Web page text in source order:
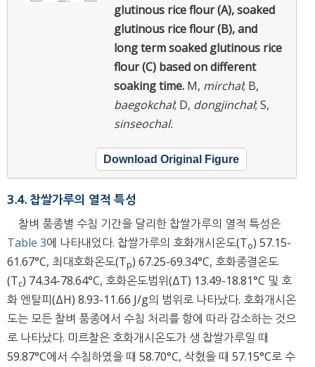
glutinous rice flour (A), soaked
glutinous rice flour (B), and
long term soaked glutinous rice
flour (C) based on different
soaking time. M, mirchal; B,
baegokchal; D, dongjinchal; S,
sinseochal.
Download Original Figure
3.4. 찹쌀가루의 열적 특성
찰벼 품종별 수침 기간을 달리한 찹쌀가루의 열적 특성은
Table 3에 나타내었다. 찹쌀가루의 호화개시온도(To) 57.15-
61.67°C, 최대호화온도(Tp) 67.25-69.34°C, 호화종결온도
(Tc) 74.34-78.64°C, 호화온도범위(ΔT) 13.49-18.81°C 및 호
화 엔탈피(ΔH) 8.93-11.66 J/g의 범위로 나타났다. 호화개시온
도는 모든 찰벼 품종에서 수침 처리를 함에 따라 감소하는 것으
로 나타났다. 미르찰은 호화개시온도가 생 찹쌀가루일 때
59.87°C에서 수침하였을 때 58.70°C, 삭혔을 때 57.15°C로 수